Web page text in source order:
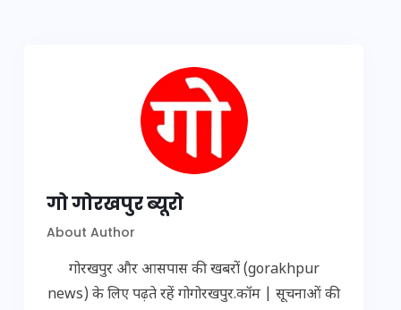
गो गोरखपुर ब्यूरो
About Author
गोरखपुर और आसपास की खबरों (gorakhpur
news) के लिए पढ़ते रहें गोगोरखपुर.कॉम | सूचनाओं की